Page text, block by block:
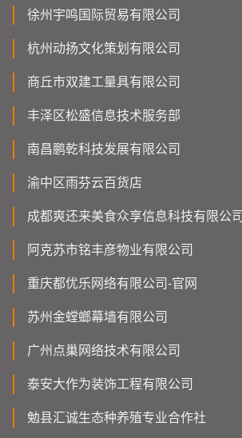
徐州宇鸣国际贸易有限公司
杭州动扬文化策划有限公司
商丘市双建工量具有限公司
丰泽区松盛信息技术服务部
南昌鹏乾科技发展有限公司
渝中区雨芬云百货店
成都爽还来美食众享信息科技有限公司
阿克苏市铭丰彦物业有限公司
重庆都优乐网络有限公司-官网
苏州金螳螂幕墙有限公司
广州点巢网络技术有限公司
泰安大作为装饰工程有限公司
勉县汇诚生态种养殖专业合作社